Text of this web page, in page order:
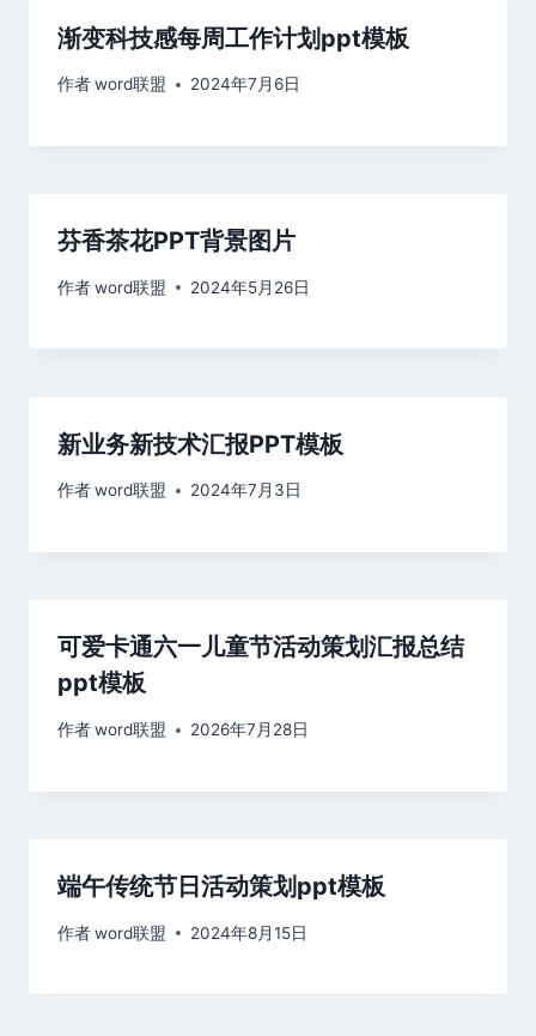
渐变科技感每周工作计划ppt模板
作者word联盟 2024年7月6日
芬香茶花PPT背景图片
作者word联盟 2024年5月26日
新业务新技术汇报PPT模板
作者word联盟 2024年7月3日
可爱卡通六一儿童节活动策划汇报总结
ppt模板
作者word联盟 2026年7月28日
端午传统节日活动策划ppt模板
作者word联盟 2024年8月15日